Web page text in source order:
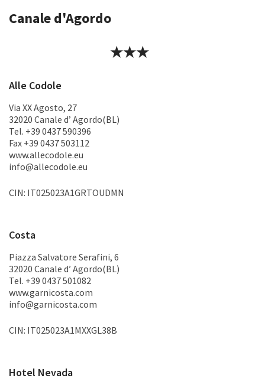
Canale d'Agordo
★★★
Alle Codole
Via XX Agosto, 27
32020 Canale d’ Agordo(BL)
Tel. +39 0437 590396
Fax +39 0437 503112
www.allecodole.eu
info@allecodole.eu
CIN: IT025023A1GRTOUDMN
Costa
Piazza Salvatore Serafini, 6
32020 Canale d’ Agordo(BL)
Tel. +39 0437 501082
www.garnicosta.com
info@garnicosta.com
CIN: IT025023A1MXXGL38B
Hotel Nevada